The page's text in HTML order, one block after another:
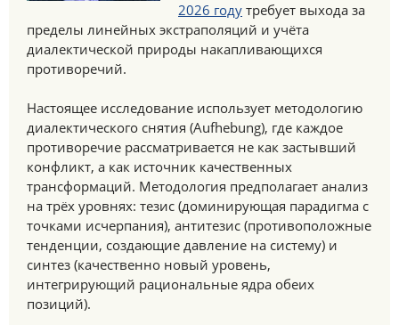
2026 году требует выхода за
пределы линейных экстраполяций и учёта
диалектической природы накапливающихся
противоречий.
Настоящее исследование использует методологию
диалектического снятия (Aufhebung), где каждое
противоречие рассматривается не как застывший
конфликт, а как источник качественных
трансформаций. Методология предполагает анализ
на трёх уровнях: тезис (доминирующая парадигма с
точками исчерпания), антитезис (противоположные
тенденции, создающие давление на систему) и
синтез (качественно новый уровень,
интегрирующий рациональные ядра обеих
позиций).